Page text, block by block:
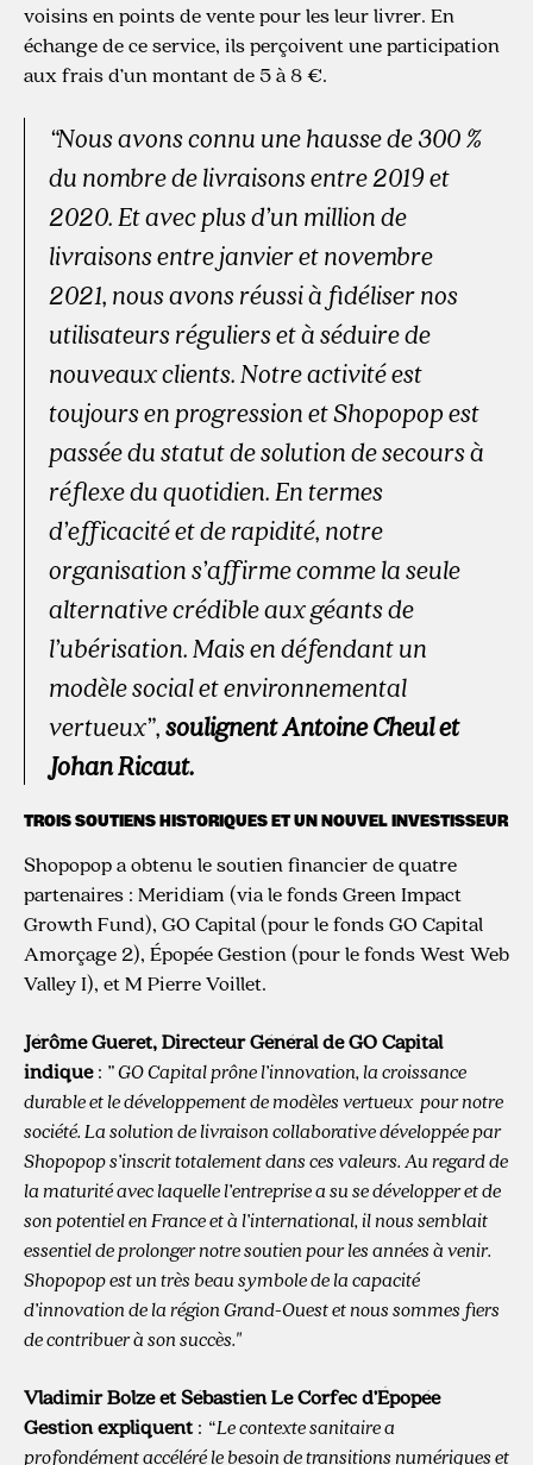
voisins en points de vente pour les leur livrer. En
échange de ce service, ils perçoivent une participation
aux frais d’un montant de 5 à 8 €.
“Nous avons connu une hausse de 300 %
du nombre de livraisons entre 2019 et
2020. Et avec plus d’un million de
livraisons entre janvier et novembre
2021, nous avons réussi à fidéliser nos
utilisateurs réguliers et à séduire de
nouveaux clients. Notre activité est
toujours en progression et Shopopop est
passée du statut de solution de secours à
réflexe du quotidien. En termes
d’efficacité et de rapidité, notre
organisation s’affirme comme la seule
alternative crédible aux géants de
l’ubérisation. Mais en défendant un
modèle social et environnemental
vertueux”,soulignent Antoine Cheul et
Johan Ricaut.
TROIS SOUTIENS HISTORIQUES ET UN NOUVEL INVESTISSEUR
Shopopop a obtenu le soutien financier de quatre
partenaires : Meridiam (via le fonds Green Impact
Growth Fund), GO Capital (pour le fonds GO Capital
Amorçage 2), Épopée Gestion (pour le fonds West Web
Valley I), et M Pierre Voillet.
Jérôme Gueret, Directeur Général de GO Capital
indique: ” GO Capital prône l’innovation, la croissance
durable et le développement de modèles vertueux pour notre
société. La solution de livraison collaborative développée par
Shopopop s’inscrit totalement dans ces valeurs. Au regard de
la maturité avec laquelle l’entreprise a su se développer et de
son potentiel en France et à l’international, il nous semblait
essentiel de prolonger notre soutien pour les années à venir.
Shopopop est un très beau symbole de la capacité
d’innovation de la région Grand-Ouest et nous sommes fiers
de contribuer à son succès."
Vladimir Bolze et Sébastien Le Corfec d’Épopée
Gestion expliquent : “ Le contexte sanitaire a
profondément accéléré le besoin de transitions numériques et